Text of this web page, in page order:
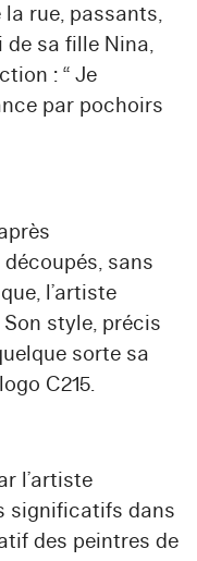
la rue, passants,
sa fille Nina,
: “ Je
par pochoirs
sans
l’artiste
style, précis
sorte sa
C215.
l’artiste
significatifs dans
des peintres de